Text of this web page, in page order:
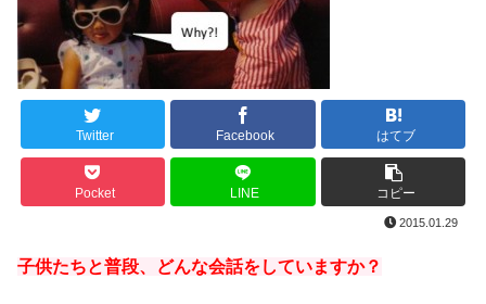
Twitter Facebook はてブ
Pocket LINE コピー
2015.01.29
子供たちと普段、どんな会話をしていますか？